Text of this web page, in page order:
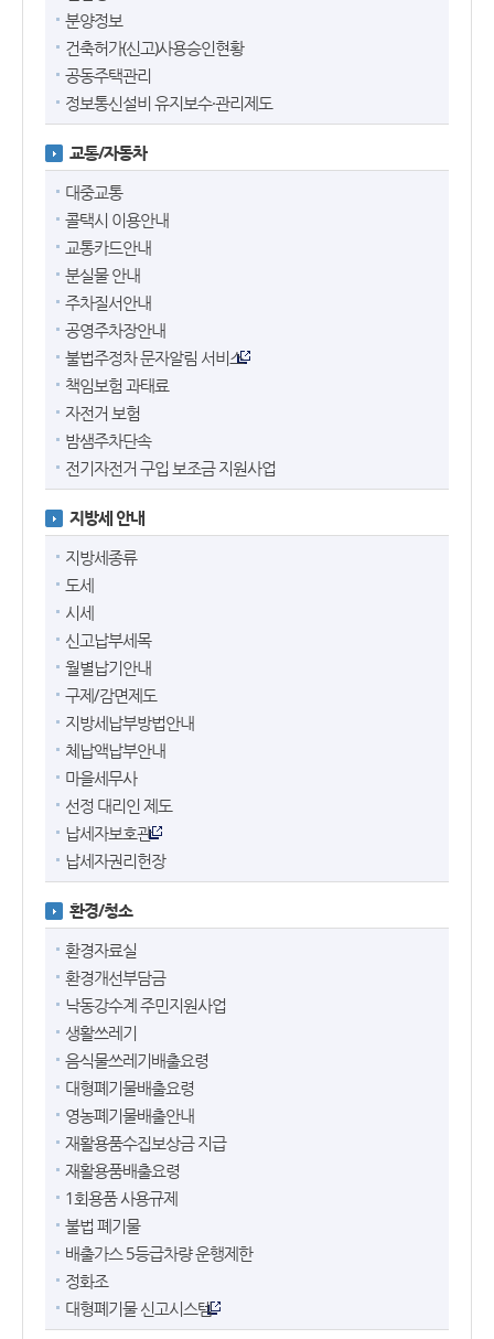
분양정보
건축허가(신고)사용승인현황
공동주택관리
정보통신설비 유지보수·관리제도
교통/자동차
대중교통
콜택시 이용안내
교통카드안내
분실물 안내
주차질서안내
공영주차장안내
불법주정차 문자알림 서비스
책임보험 과태료
자전거 보험
밤샘주차단속
전기자전거 구입 보조금 지원사업
지방세 안내
지방세종류
도세
시세
신고납부세목
월별납기안내
구제/감면제도
지방세납부방법안내
체납액납부안내
마을세무사
선정 대리인 제도
납세자보호관
납세자권리헌장
환경/청소
환경자료실
환경개선부담금
낙동강수계 주민지원사업
생활쓰레기
음식물쓰레기배출요령
대형폐기물배출요령
영농폐기물배출안내
재활용품수집보상금 지급
재활용품배출요령
1회용품 사용규제
불법 폐기물
배출가스 5등급차량 운행제한
정화조
대형폐기물 신고시스템